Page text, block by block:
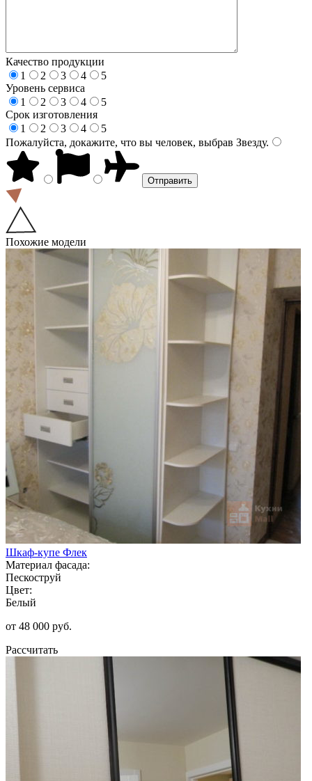
Качество продукции
1
2 3 4
5
Уровень сервиса
1
2 3 4
5
Срок изготовления
1
2 3 4
5
Пожалуйста, докажите, что вы человек, выбрав Звезду.
Похожие модели
Шкаф-купе Флек
Материал фасада:
Пескоструй
Цвет:
Белый
от 48 000 руб.
Рассчитать